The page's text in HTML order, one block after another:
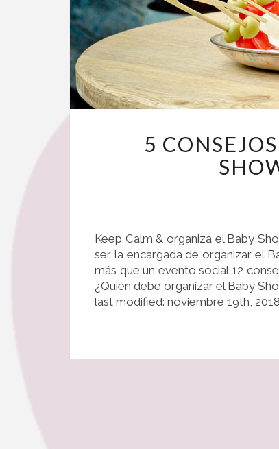
5
Keep Calm & organiza el Baby
ser la encargada de organizar el
más que un evento social 12
¿Quién debe organizar el Baby
last modified: noviembre 19th,